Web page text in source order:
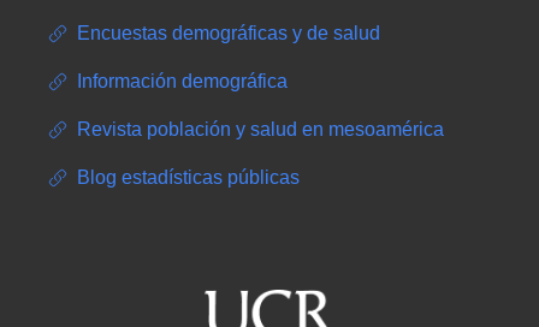
Encuestas demográficas y de salud
Información demográfica
Revista población y salud en mesoamérica
Blog estadísticas públicas